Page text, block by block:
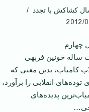
کشاکش با تجدد
2012/
چهارم
خونين فربهی
كامياب، بدين معنی كه
توده‌های انقلابی را برآورد،
پديده‌های